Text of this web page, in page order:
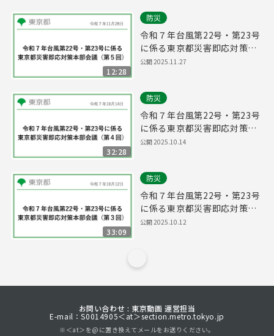
12:28
防災
令和７年台風第22号・第23号
に係る東京都災害即応対策本
部会議（第５回）
公開2025.11.27
32:28
防災
令和７年台風第22号・第23号
に係る東京都災害即応対策本
部会議（第４回）
公開2025.10.14
33:09
防災
令和７年台風第22号・第23号
に係る東京都災害即応対策本
部会議（第３回）
公開2025.10.12
お問い合わせ : 東京動画 運営担当
E-mail：S0014905＜at＞section.metro.tokyo.jp
※＜at＞を@に置き換えてメールをお送りください。